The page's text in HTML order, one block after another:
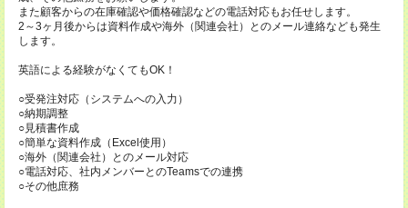
また顧客からの在庫確認や価格確認などの電話対応もお任せします。
2～3ヶ月後からは資料作成や海外（関連会社）とのメール連絡なども発生
します。
英語による経験がなくてもOK！
○受発注対応（システムへの入力）
○納期調整
○見積書作成
○簡単な資料作成（Excel使用）
○海外（関連会社）とのメール対応
○電話対応、社内メンバーとのTeamsでの連携
○その他庶務